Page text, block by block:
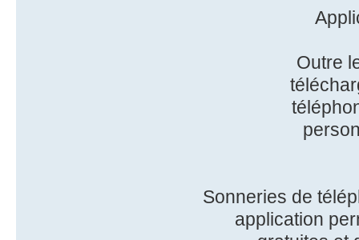
Outre
Sonneries de
application